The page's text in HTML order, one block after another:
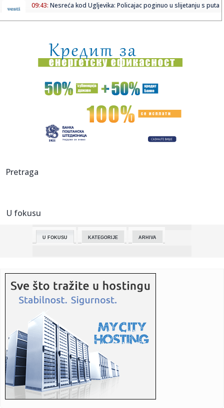
09:43: Nesreća kod Ugljevika: Policajac poginuo u slijetanju s puta
09:43:Evropska unija priprema sankcije za nasilne doseljenike
09:42:Ignjin "Duks i šorc" Pravi 051 reprezent
ZVUČI KAO ŠALA, ALI NIJE: Jamal već prestigao Ronalda – a
09:39:Uhapšena osoba koja je otrovala crnog strvinara(Foto)
Eko...
09:36:
09:36:
Miljana Kecmanović stigla u sud, nastavlja se suđenje
09:36:Elek: Očekujem da Srpska lista na sledećim izborima, koji
su bo...
09:36:Niksi ubedljivi protiv Filadelfije za finale Istoka
09:36:Svetski dan Crvenog krsta i Crvenog polumeseca:
Ujedinjeni u huma...
09:31:'Juriš u zoru': Kako hoteli sprečavaju turiste da zauzimaju
mes...
Pretraga
U fokusu
U FOKUSU KATEGORIJE ARHIVA